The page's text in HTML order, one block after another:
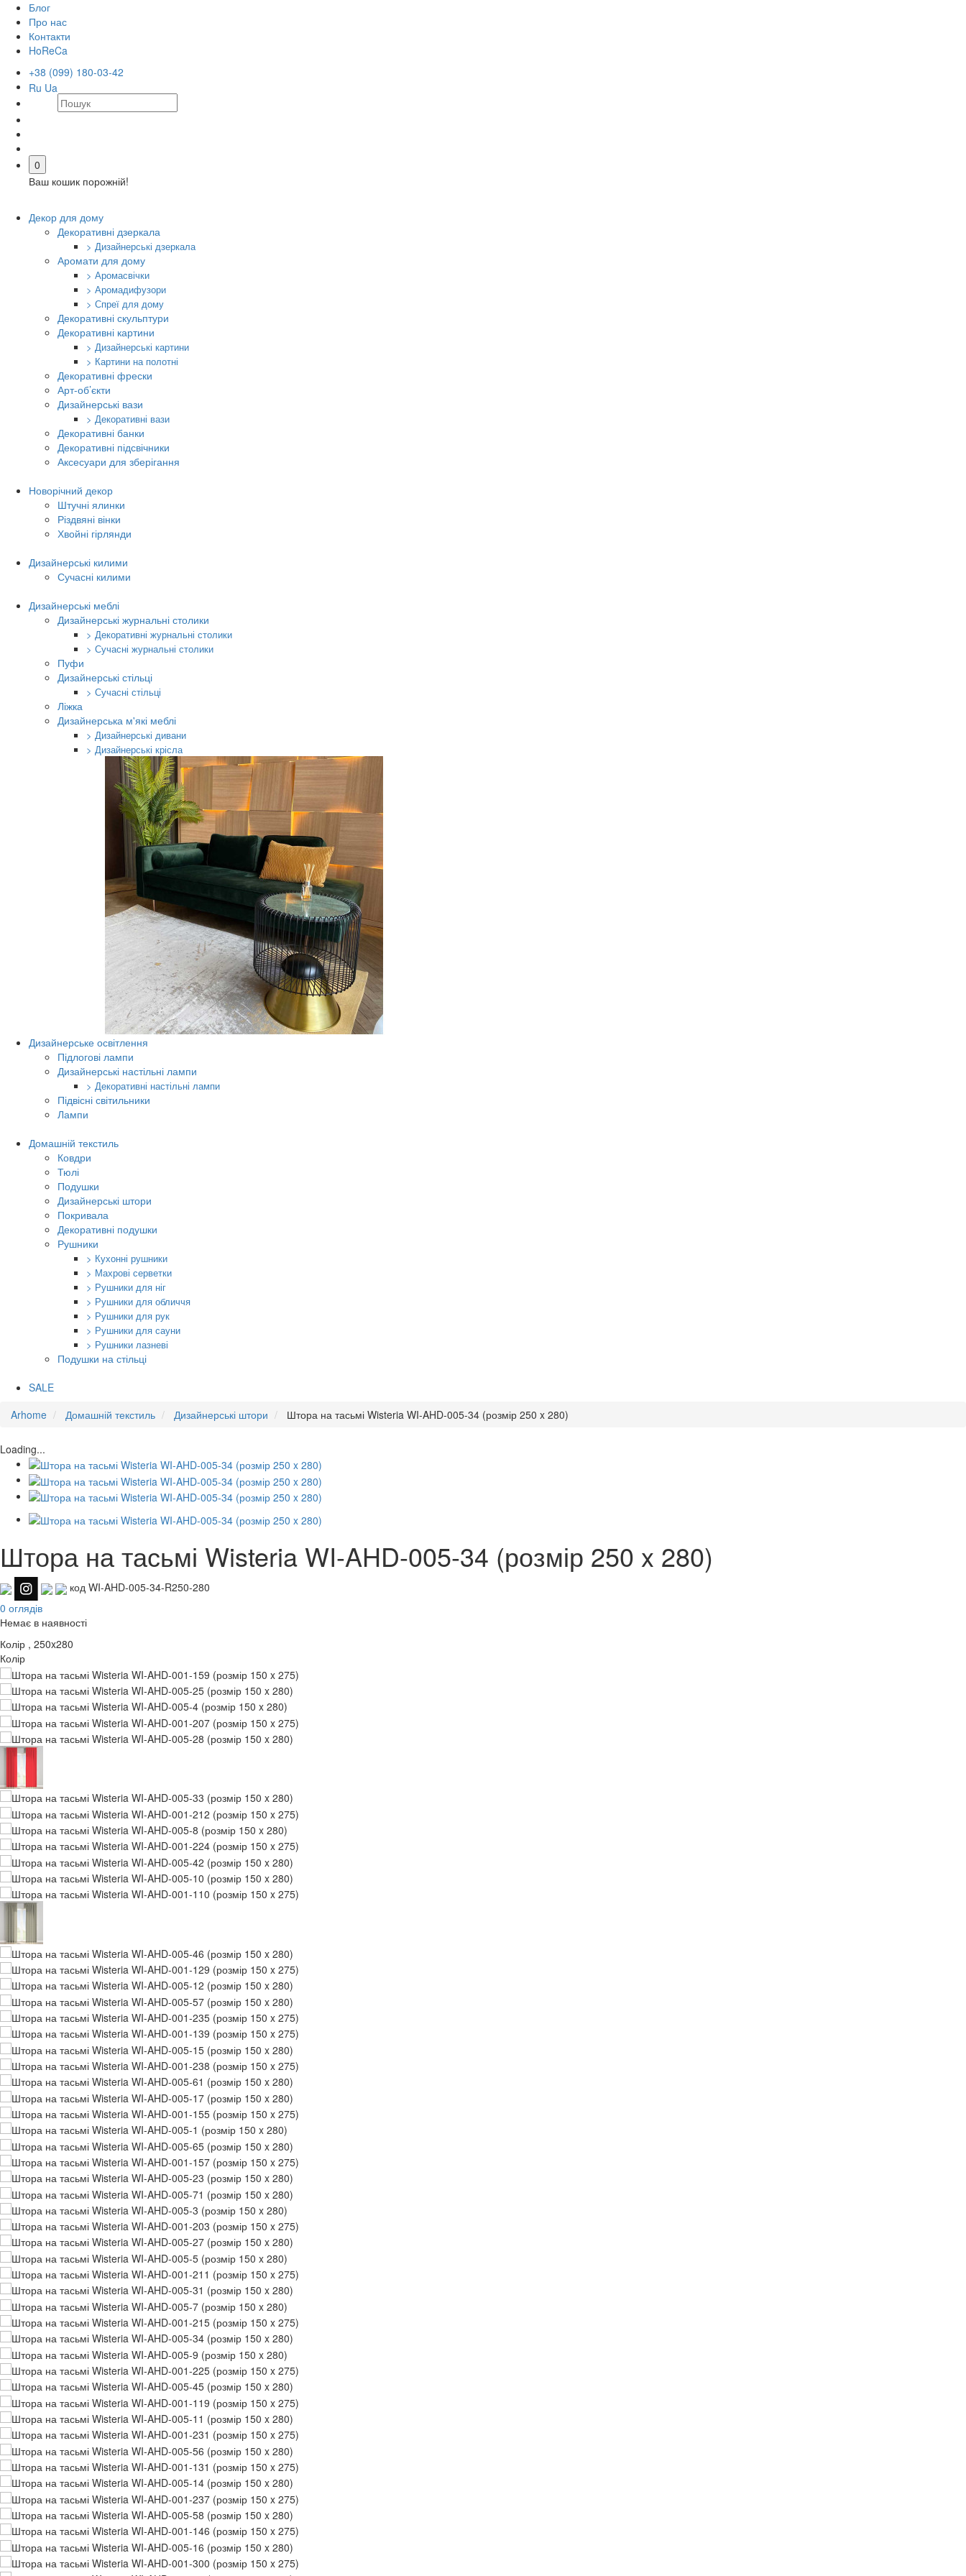
Блог
Про нас
Контакти
HoReCa
+38 (099) 180-03-42
Ru Ua
0
Ваш кошик порожній!
Декор для дому
Декоративні дзеркала
> Дизайнерські дзеркала
Аромати для дому
> Аромасвічки
> Аромадифузори
> Спреї для дому
Декоративні скульптури
Декоративні картини
> Дизайнерські картини
> Картини на полотні
Декоративні фрески
Арт-об’єкти
Дизайнерські вази
> Декоративні вази
Декоративні банки
Декоративні підсвічники
Аксесуари для зберігання
Новорічний декор
Штучні ялинки
Різдвяні вінки
Хвойні гірлянди
Дизайнерські килими
Сучасні килими
Дизайнерські меблі
Дизайнерські журнальні столики
> Декоративні журнальні столики
> Сучасні журнальні столики
Пуфи
Дизайнерські стільці
> Сучасні стільці
Ліжка
Дизайнерська м'які меблі
> Дизайнерські дивани
> Дизайнерські крісла
Дизайнерське освітлення
Підлогові лампи
Дизайнерські настільні лампи
> Декоративні настільні лампи
Підвісні світильники
Лампи
Домашній текстиль
Ковдри
Тюлі
Подушки
Дизайнерські штори
Покривала
Декоративні подушки
Рушники
> Кухонні рушники
> Махрові серветки
> Рушники для ніг
> Рушники для обличчя
> Рушники для рук
> Рушники для сауни
> Рушники лазневі
Подушки на стільці
SALE
Arhome
Домашній текстиль Дизайнерські штори Штора на тасьмі Wisteria WI-AHD-005-34 (розмір 250 x 280)
Loading...
Штора на тасьмі Wisteria WI-AHD-005-34 (розмір 250 x 280)
код WI-AHD-005-34-R250-280
0 оглядів
Немає в наявності
Колір , 250x280
Колір